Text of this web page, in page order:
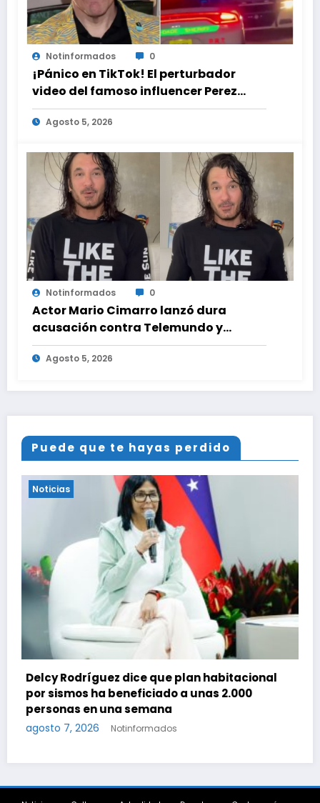
Notinformados 0
¡Pánico en TikTok! El perturbador
video del famoso influencer Perez
Hilton que obligó a sus fans a pedir
ayuda médica
Agosto 5, 2026
Notinformados 0
Actor Mario Cimarro lanzó dura
acusación contra Telemundo y
advirtió que lo que hacen en su contra
es ilegal en EEUU
Agosto 5, 2026
Puede que te hayas perdido
Noticias
Conindustria, CVC y PNUD trazan fases
operativas para reconstruir a Venezuela
agosto 7, 2026 Notinformados
Noticias Cultura Actualidad Deportes Gastronomía